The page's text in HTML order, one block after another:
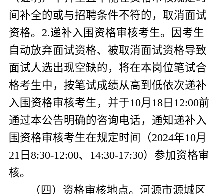
间补全的或与招聘条件不符的，取消面试
资格。 2.递补入围资格审核考生。因考生
自动放弃面试资格、被取消面试资格导致
面试人选出现空缺的，将在本岗位笔试合
格考生中，按笔试成绩从高到低依次递补
入围资格审核考生，并于10月 18日 12:00前
通过本公告明确的咨询电话，通知递补入
围资格审核考生在规定时间（2024年10月
21 日 8:30-12:00、 14:30-17:30）参加资格审
核。
（ 四 ）资格审核地点。河源市源城区